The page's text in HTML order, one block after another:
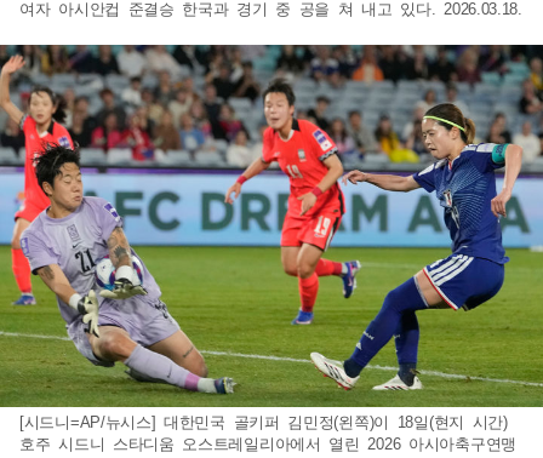
여자 아시안컵 준결승 한국과 경기 중 공을 쳐 내고 있다. 2026.03.18.
[시드니=AP/뉴시스] 대한민국 골키퍼 김민정(왼쪽)이 18일(현지 시간)
호주 시드니 스타디움 오스트레일리아에서 열린 2026 아시아축구연맹